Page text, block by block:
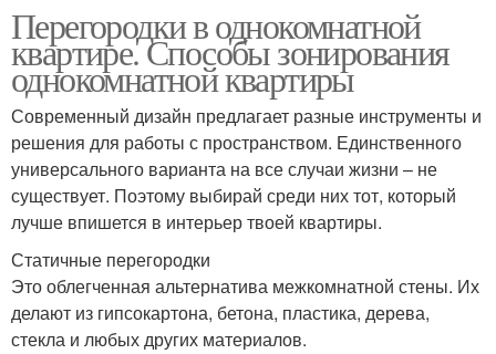
Перегородки в однокомнатной
квартире. Способы зонирования
однокомнатной квартиры
Современный дизайн предлагает разные инструменты и
решения для работы с пространством. Единственного
универсального варианта на все случаи жизни – не
существует. Поэтому выбирай среди них тот, который
лучше впишется в интерьер твоей квартиры.
Статичные перегородки
Это облегченная альтернатива межкомнатной стены. Их
делают из гипсокартона, бетона, пластика, дерева,
стекла и любых других материалов.